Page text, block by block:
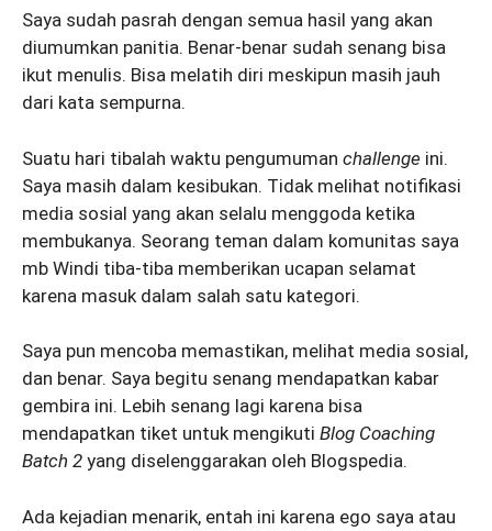
Saya sudah pasrah dengan semua hasil yang akan
diumumkan panitia. Benar-benar sudah senang bisa
ikut menulis. Bisa melatih diri meskipun masih jauh
dari kata sempurna.
Suatu hari tibalah waktu pengumuman challenge ini.
Saya masih dalam kesibukan. Tidak melihat notifikasi
media sosial yang akan selalu menggoda ketika
membukanya. Seorang teman dalam komunitas saya
mb Windi tiba-tiba memberikan ucapan selamat
karena masuk dalam salah satu kategori.
Saya pun mencoba memastikan, melihat media sosial,
dan benar. Saya begitu senang mendapatkan kabar
gembira ini. Lebih senang lagi karena bisa
mendapatkan tiket untuk mengikuti Blog Coaching
Batch 2 yang diselenggarakan oleh Blogspedia.
Ada kejadian menarik, entah ini karena ego saya atau